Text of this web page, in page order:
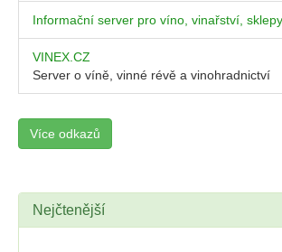
Informační server pro víno, vinařství,
VINEX.CZ
Server o víně, vinné révě a vinohradnictví
Více odkazů
Nejčtenější